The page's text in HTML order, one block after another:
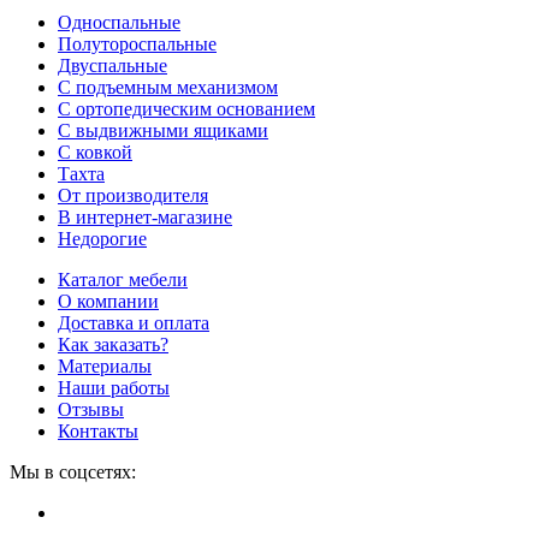
Односпальные
Полутороспальные
Двуспальные
С подъемным механизмом
С ортопедическим основанием
С выдвижными ящиками
С ковкой
Тахта
От производителя
В интернет-магазине
Недорогие
Каталог мебели
О компании
Доставка и оплата
Как заказать?
Материалы
Наши работы
Отзывы
Контакты
Мы в соцсетях: